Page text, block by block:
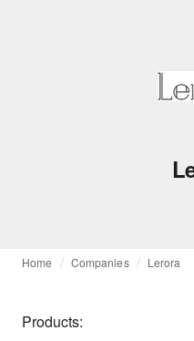
Home Companies Lerora
Products: